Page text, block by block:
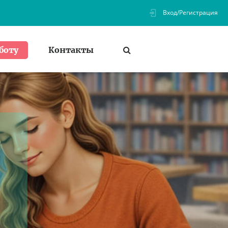
Вход/Регистрация
Контакты